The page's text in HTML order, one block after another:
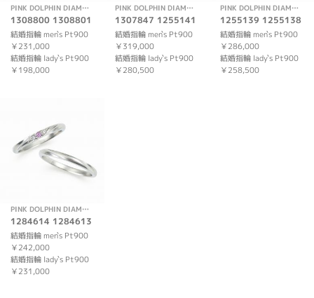
PINK DOLPHIN DIAMOND
1308800 1308801
結婚指輪 men`s Pt900
￥231,000
結婚指輪 lady`s Pt900
￥198,000
PINK DOLPHIN DIAMOND
1307847 1255141
結婚指輪 men`s Pt900
￥319,000
結婚指輪 lady`s Pt900
￥280,500
PINK DOLPHIN DIAMOND
1255139 1255138
結婚指輪 men`s Pt900
￥286,000
結婚指輪 lady`s Pt900
￥258,500
PINK DOLPHIN DIAMOND
1284614 1284613
結婚指輪 men`s Pt900
￥242,000
結婚指輪 lady`s Pt900
￥231,000